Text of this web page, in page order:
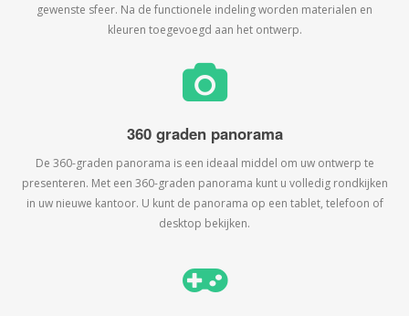
gewenste sfeer. Na de functionele indeling worden materialen en
kleuren toegevoegd aan het ontwerp.
360 graden panorama
De 360-graden panorama is een ideaal middel om uw ontwerp te
presenteren. Met een 360-graden panorama kunt u volledig rondkijken
in uw nieuwe kantoor. U kunt de panorama op een tablet, telefoon of
desktop bekijken.